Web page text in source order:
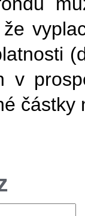
v
částky